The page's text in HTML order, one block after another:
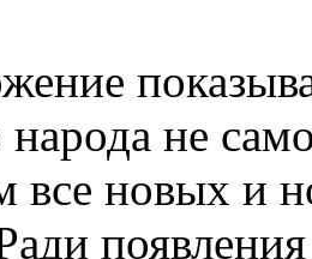
народа не
все новых и